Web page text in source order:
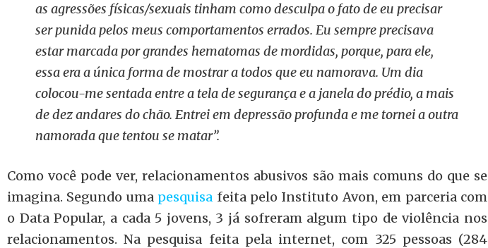
as agressões físicas/sexuais tinham como desculpa o fato de eu precisar
ser punida pelos meus comportamentos errados. Eu sempre precisava
estar marcada por grandes hematomas de mordidas, porque, para ele,
essa era a única forma de mostrar a todos que eu namorava. Um dia
colocou-me sentada entre a tela de segurança e a janela do prédio, a mais
de dez andares do chão. Entrei em depressão profunda e me tornei a outra
namorada que tentou se matar”.
Como você pode ver, relacionamentos abusivos são mais comuns do que se
imagina. Segundo uma pesquisa feita pelo Instituto Avon, em parceria com
o Data Popular, a cada 5 jovens, 3 já sofreram algum tipo de violência nos
relacionamentos. Na pesquisa feita pela internet, com 325 pessoas (284